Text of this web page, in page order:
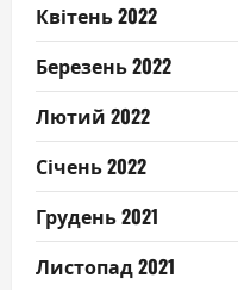
Квітень 2022
Березень 2022
Лютий 2022
Січень 2022
Грудень 2021
Листопад 2021